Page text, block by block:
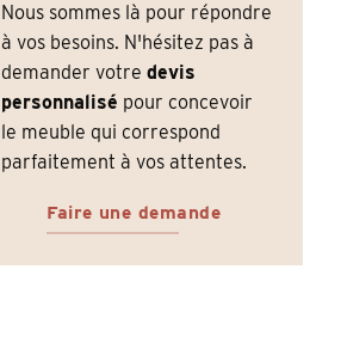
Nous sommes là pour répondre
à vos besoins. N'hésitez pas à
demander votredevis
personnalisé pour concevoir
le meuble qui correspond
parfaitement à vos attentes.
Faire une demande